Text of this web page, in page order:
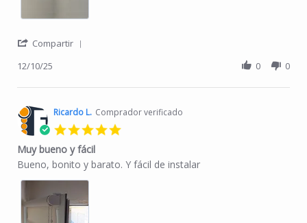
Compartir
12/10/25 0 0
Ricardo L. Comprador verificado
Muy bueno y fácil
Review by Ricardo L. on 19 Jul 2023
review stating Muy bueno y fácil
Bueno, bonito y barato. Y fácil de instalar